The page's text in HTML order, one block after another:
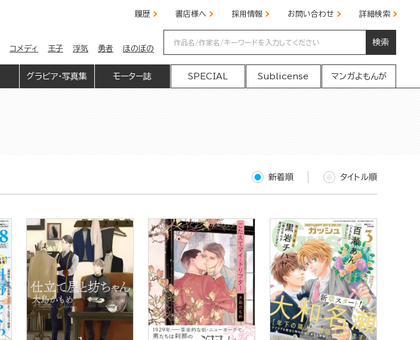
履歴 書店様へ 採用情報 お問い合わせ 詳細検索
コメディ 王子 浮気 勇者 ほのぼの
検索
グラビア・写真集 モーター誌 SPECIAL Sublicense マンガよもんが
新着順 タイトル順